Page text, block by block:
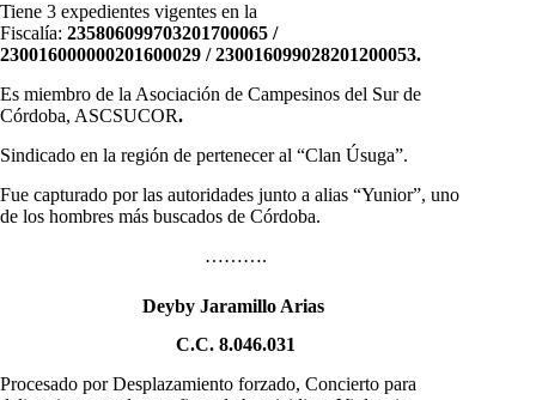
Tiene 3 expedientes vigentes en la
Fiscalía: 235806099703201700065 /
230016000000201600029 / 230016099028201200053.
Es miembro de la Asociación de Campesinos del Sur de
Córdoba, ASCSUCOR.
Sindicado en la región de pertenecer al “Clan Úsuga”.
Fue capturado por las autoridades junto a alias “Yunior”, uno
de los hombres más buscados de Córdoba.
……….
Deyby Jaramillo Arias
C.C. 8.046.031
Procesado por Desplazamiento forzado, Concierto para